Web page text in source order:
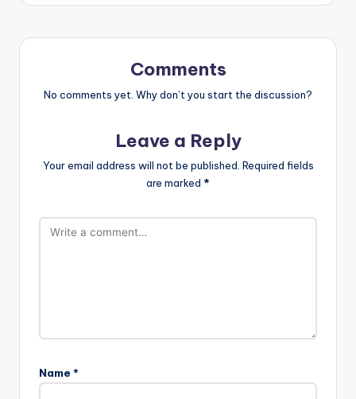
Comments
No comments yet. Why don’t you start the discussion?
Leave a Reply
Your email address will not be published. Required fields
are marked *
Name *